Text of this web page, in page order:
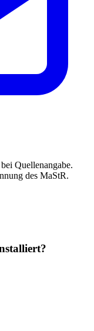
Quellenangabe.
des MaStR.